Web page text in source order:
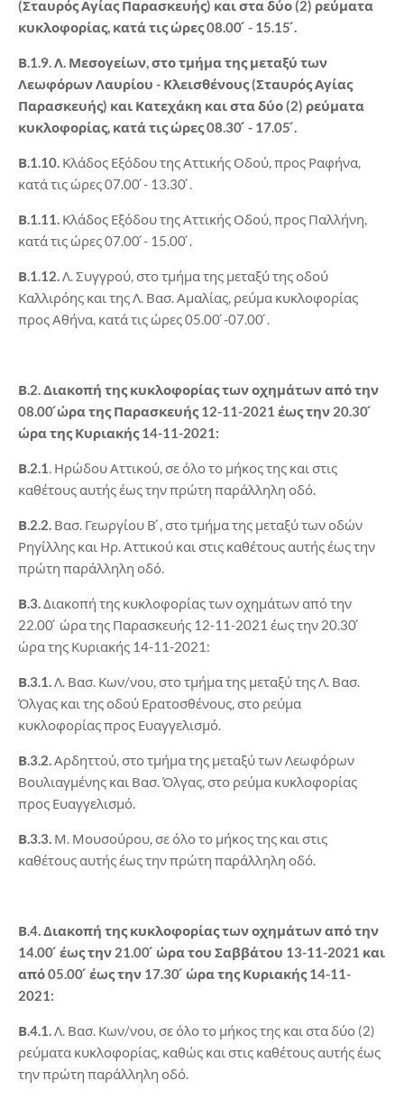
(Σταυρός Αγίας Παρασκευής) και στα δύο (2) ρεύματα
κυκλοφορίας, κατά τις ώρες 08.00 ́ - 15.15 ́.
Β.1.9. Λ. Μεσογείων, στο τμήμα της μεταξύ των
Λεωφόρων Λαυρίου - Κλεισθένους (Σταυρός Αγίας
Παρασκευής) και Κατεχάκη και στα δύο (2) ρεύματα
κυκλοφορίας, κατά τις ώρες 08.30 ́ - 17.05 ́.
Β.1.10. Κλάδος Εξόδου της Αττικής Οδού, προς Ραφήνα,
κατά τις ώρες 07.00 ́- 13.30 ́.
Β.1.11. Κλάδος Εξόδου της Αττικής Οδού, προς Παλλήνη,
κατά τις ώρες 07.00 ́- 15.00 ́.
Β.1.12.Λ. Συγγρού, στο τμήμα της μεταξύ της οδού
Καλλιρόης και της Λ. Βασ. Αμαλίας, ρεύμα κυκλοφορίας
προς Αθήνα, κατά τις ώρες 05.00 ́-07.00 ́.
Β.2. Διακοπή της κυκλοφορίας των οχημάτων από την
08.00 ́ώρα της Παρασκευής 12-11-2021 έως την 20.30 ́
ώρα της Κυριακής 14-11-2021:
Β.2.1. Ηρώδου Αττικού, σε όλο το μήκος της και στις
καθέτους αυτής έως την πρώτη παράλληλη οδό.
Β.2.2. Βασ. Γεωργίου Β ́, στο τμήμα της μεταξύ των οδών
Ρηγίλλης και Ηρ. Αττικού και στις καθέτους αυτής έως την
πρώτη παράλληλη οδό.
Β.3.Διακοπή της κυκλοφορίας των οχημάτων από την
22.00 ́ ώρα της Παρασκευής 12-11-2021 έως την 20.30 ́
ώρα της Κυριακής 14-11-2021:
Β.3.1.Λ. Βασ. Κων/νου, στο τμήμα της μεταξύ της Λ. Βασ.
Όλγας και της οδού Ερατοσθένους, στο ρεύμα
κυκλοφορίας προς Ευαγγελισμό.
Β.3.2.Αρδηττού, στο τμήμα της μεταξύ των Λεωφόρων
Βουλιαγμένης και Βασ. Όλγας, στο ρεύμα κυκλοφορίας
προς Ευαγγελισμό.
Β.3.3. Μ. Μουσούρου, σε όλο το μήκος της και στις
καθέτους αυτής έως την πρώτη παράλληλη οδό.
Β.4. Διακοπή της κυκλοφορίας των οχημάτων από την
14.00 ́ έως την 21.00 ́ ώρα του Σαββάτου 13-11-2021 και
από 05.00 ́ έως την 17.30 ́ ώρα της Κυριακής 14-11-
2021:
Β.4.1.Λ. Βασ. Κων/νου, σε όλο το μήκος της και στα δύο (2)
ρεύματα κυκλοφορίας, καθώς και στις καθέτους αυτής έως
την πρώτη παράλληλη οδό.